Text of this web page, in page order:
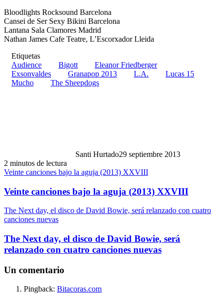
Bloodlights Rocksound Barcelona
Cansei de Ser Sexy Bikini Barcelona
Lantana Sala Clamores Madrid
Nathan James Cafe Teatre, L’Escorxador Lleida
Etiquetas
Audience
Bigott
Eleanor Friedberger
Exsonvaldes
Granapop 2013 L.A.
Lucas 15
Mucho
The Sheepdogs
Santi Hurtado29 septiembre 2013
2 minutos de lectura
Veinte canciones bajo la aguja (2013) XXVIII
Veinte canciones bajo la aguja (2013) XXVIII
The Next day, el disco de David Bowie, será relanzado con cuatro
canciones nuevas
The Next day, el disco de David Bowie, será
relanzado con cuatro canciones nuevas
Un comentario
Pingback: Bitacoras.com